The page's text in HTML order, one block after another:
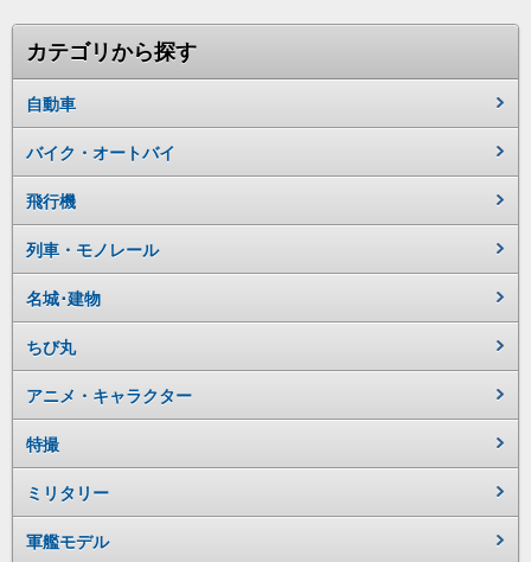
カテゴリから探す
自動車
バイク・オートバイ
飛行機
列車・モノレール
名城･建物
ちび丸
アニメ・キャラクター
特撮
ミリタリー
軍艦モデル